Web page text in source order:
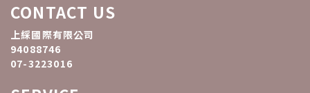
CONTACT US
上綵國際有限公司
94088746
07-3223016